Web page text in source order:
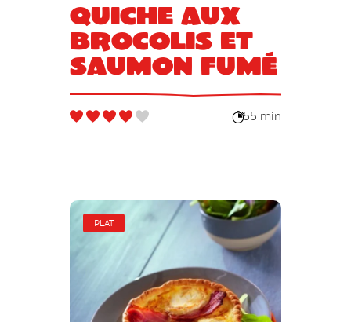
Quiche aux
brocolis et
saumon fumé
55 min
PLAT